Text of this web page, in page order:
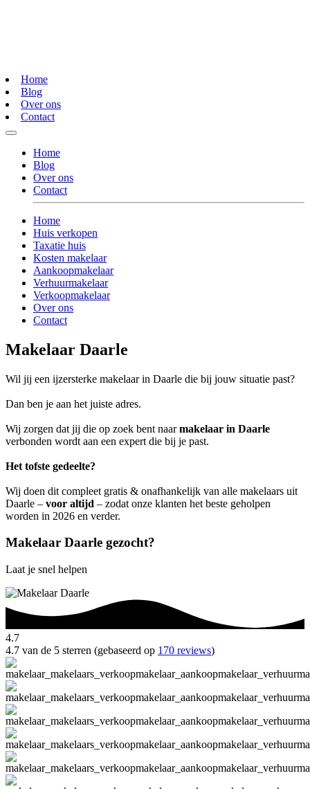
Home
Blog
Over ons
Contact
Home
Blog
Over ons
Contact
Home
Huis verkopen
Taxatie huis
Kosten makelaar
Aankoopmakelaar
Verhuurmakelaar
Verkoopmakelaar
Over ons
Contact
Makelaar Daarle
Wil jij een ijzersterke makelaar in Daarle die bij jouw situatie past?
Dan ben je aan het juiste adres.
Wij zorgen dat jij die op zoek bent naarmakelaar in Daarle
verbonden wordt aan een expert die bij je past.
Het tofste gedeelte?
Wij doen dit compleet gratis & onafhankelijk van alle makelaars uit
Daarle – voor altijd – zodat onze klanten het beste geholpen
worden in 2026 en verder.
Makelaar Daarle gezocht?
Laat je snel helpen
4.7
4.7 van de 5 sterren (gebaseerd op 170 reviews)